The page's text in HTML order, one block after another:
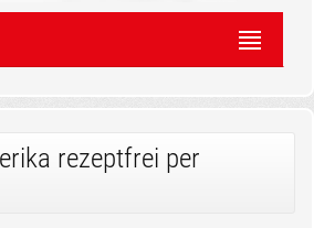
rezeptfrei per